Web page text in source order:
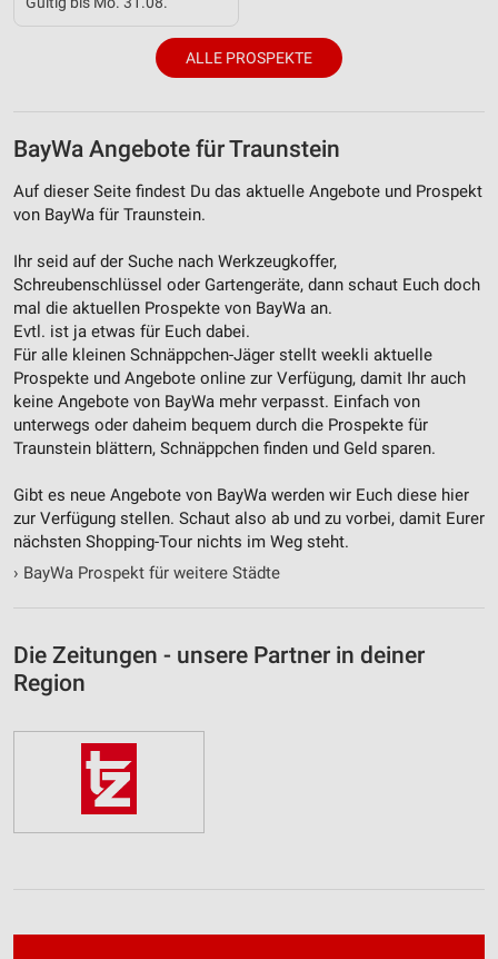
ALLE PROSPEKTE
BayWa Angebote für Traunstein
Auf dieser Seite findest Du das aktuelle Angebote und Prospekt
von BayWa für Traunstein.
Ihr seid auf der Suche nach Werkzeugkoffer,
Schreubenschlüssel oder Gartengeräte, dann schaut Euch doch
mal die aktuellen Prospekte von BayWa an.
Evtl. ist ja etwas für Euch dabei.
Für alle kleinen Schnäppchen-Jäger stellt weekli aktuelle
Prospekte und Angebote online zur Verfügung, damit Ihr auch
keine Angebote von BayWa mehr verpasst. Einfach von
unterwegs oder daheim bequem durch die Prospekte für
Traunstein blättern, Schnäppchen finden und Geld sparen.
Gibt es neue Angebote von BayWa werden wir Euch diese hier
zur Verfügung stellen. Schaut also ab und zu vorbei, damit Eurer
nächsten Shopping-Tour nichts im Weg steht.
› BayWa Prospekt für weitere Städte
Die Zeitungen - unsere Partner in deiner
Region
Verwendung genauer Standortdaten
Geräte anhand von aktiv angeforderten
Informationen identifizieren
Notwendig
Performance
Werbung